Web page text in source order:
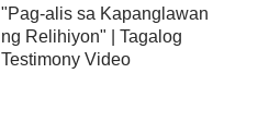
"Pag-alis sa Kapanglawan
ng Relihiyon" | Tagalog
Testimony Video